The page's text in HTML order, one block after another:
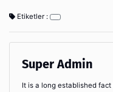
Etiketler :
Super Admin
It is a long established